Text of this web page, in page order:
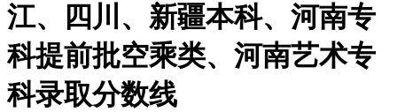
江、四川、新疆本科、河南专
科提前批空乘类、河南艺术专
科录取分数线